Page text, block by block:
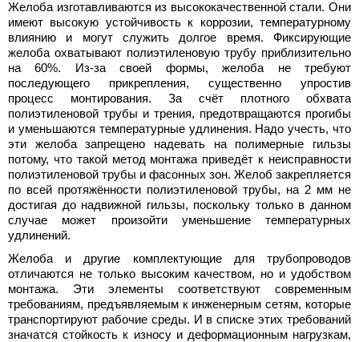
Желоба изготавливаются из высококачественной стали. Они
имеют высокую устойчивость к коррозии, температурному
влиянию и могут служить долгое время. Фиксирующие
желоба охватывают полиэтиленовую трубу приблизительно
на 60%. Из-за своей формы, желоба не требуют
последующего прикрепления, существенно упростив
процесс монтирования. За счёт плотного обхвата
полиэтиленовой трубы и трения, предотвращаются прогибы
и уменьшаются температурные удлинения. Надо учесть, что
эти желоба запрещено надевать на полимерные гильзы
потому, что такой метод монтажа приведёт к неисправности
полиэтиленовой трубы и фасонных зон. Желоб закрепляется
по всей протяжённости полиэтиленовой трубы, на 2 мм не
достигая до надвижной гильзы, поскольку только в данном
случае может произойти уменьшение температурных
удлинений.
Желоба и другие комплектующие для трубопроводов
отличаются не только высоким качеством, но и удобством
монтажа. Эти элементы соответствуют современным
требованиям, предъявляемым к инженерным сетям, которые
транспортируют рабочие среды. И в списке этих требований
значатся стойкость к износу и деформационным нагрузкам,